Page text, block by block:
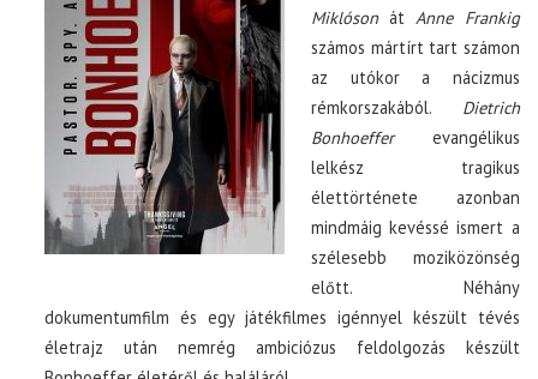
MiklósonátAnne Frankig
számos mártírt tart számon
az utókor a nácizmus
rémkorszakából. Dietrich
Bonhoefferevangélikus
lelkész tragikus
élettörténete azonban
mindmáig kevéssé ismert a
szélesebb moziközönség
előtt. Néhány
dokumentumfilm és egy játékfilmes igénnyel készült tévés
életrajz után nemrég ambiciózus feldolgozás készült